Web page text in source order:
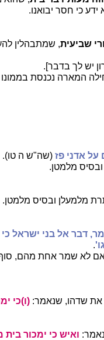
כי חסר יבואנו.
שביעית, שמתבהלין
יש לך בדבר].
המארה נכנסת בממונו
על אדני פז (שה"ש ה טו).
מלמטן.
מלמעלן ובסיס מלמטן.
דבר אל בני ישראל
.
לא שמר אחת מהם, סוף
את שדהו, שנאמר: (ו)כי
ואיש כי ימכור